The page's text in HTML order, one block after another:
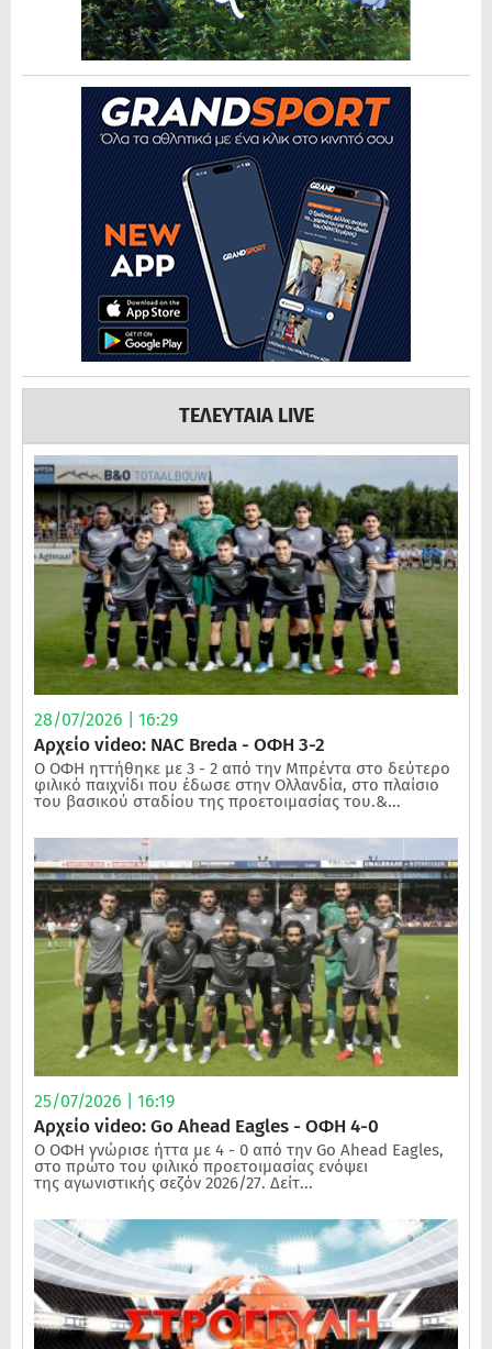
ΤΕΛΕΥΤΑΙΑ LIVE
28/07/2026 | 16:29
Αρχείο video: NAC Breda - ΟΦΗ 3-2
Ο ΟΦΗ ηττήθηκε με 3 - 2 από την Μπρέντα στο δεύτερο
φιλικό παιχνίδι που έδωσε στην Ολλανδία, στο πλαίσιο
του βασικού σταδίου της προετοιμασίας του.&...
25/07/2026 | 16:19
Αρχείο video: Go Ahead Eagles - ΟΦΗ 4-0
Ο ΟΦΗ γνώρισε ήττα με 4 - 0 από την Go Ahead Eagles,
στο πρώτο του φιλικό προετοιμασίας ενόψει
της αγωνιστικής σεζόν 2026/27. Δείτ...